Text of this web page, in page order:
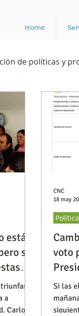
Home
de políticas y
Gestión institucional
Rating
los grupos de
Observatorios
publicitaria
está,
sí
a
Carlos
voto
CNC
Si las
Política
CNC
18 may